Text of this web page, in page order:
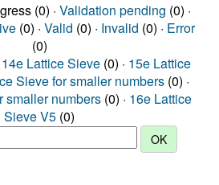
(0) · Validation pending (0) ·
(0) · Valid (0) · Invalid (0) · Error
(0)
14e Lattice Sieve (0) · 15e Lattice
Sieve for smaller numbers (0) ·
smaller numbers (0) · 16e Lattice
Sieve V5 (0)